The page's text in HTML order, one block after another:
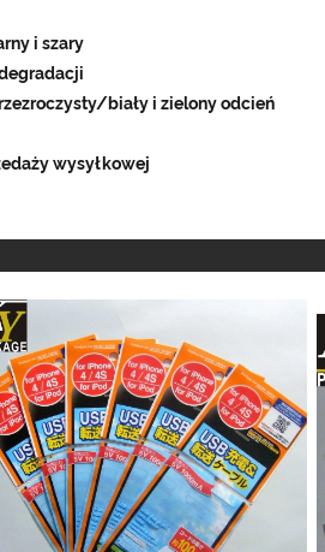
i szary
biały i zielony odcień
wysyłkowej